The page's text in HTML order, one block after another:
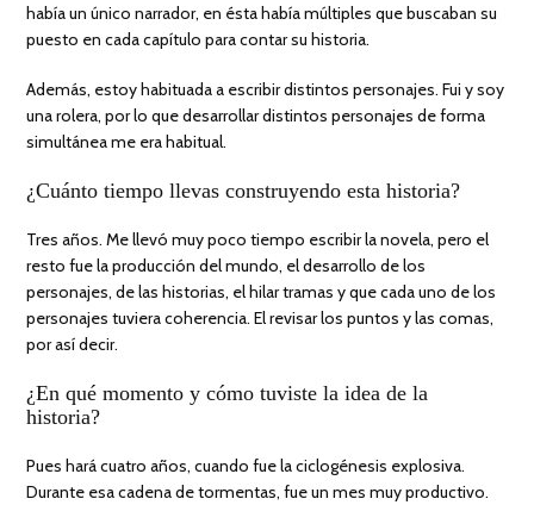
había un único narrador, en ésta había múltiples que buscaban su
puesto en cada capítulo para contar su historia.
Además, estoy habituada a escribir distintos personajes. Fui y soy
una rolera, por lo que desarrollar distintos personajes de forma
simultánea me era habitual.
¿Cuánto tiempo llevas construyendo esta historia?
Tres años. Me llevó muy poco tiempo escribir la novela, pero el
resto fue la producción del mundo, el desarrollo de los
personajes, de las historias, el hilar tramas y que cada uno de los
personajes tuviera coherencia. El revisar los puntos y las comas,
por así decir.
¿En qué momento y cómo tuviste la idea de la
historia?
Pues hará cuatro años, cuando fue la ciclogénesis explosiva.
Durante esa cadena de tormentas, fue un mes muy productivo.